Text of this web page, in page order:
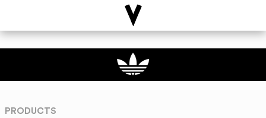
PRODUCTS